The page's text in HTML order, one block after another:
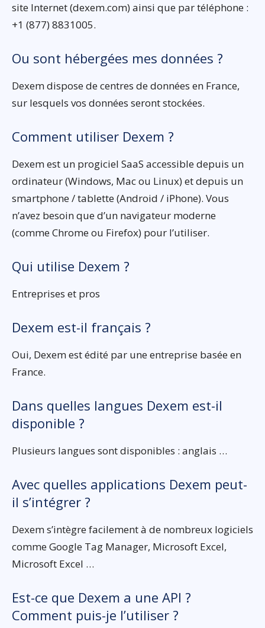
site Internet (dexem.com) ainsi que par téléphone :
+1 (877) 8831005.
Ou sont hébergées mes données ?
Dexem dispose de centres de données en France,
sur lesquels vos données seront stockées.
Comment utiliser Dexem ?
Dexem est un progiciel SaaS accessible depuis un
ordinateur (Windows, Mac ou Linux) et depuis un
smartphone / tablette (Android / iPhone). Vous
n’avez besoin que d’un navigateur moderne
(comme Chrome ou Firefox) pour l’utiliser.
Qui utilise Dexem ?
Entreprises et pros
Dexem est-il français ?
Oui, Dexem est édité par une entreprise basée en
France.
Dans quelles langues Dexem est-il
disponible ?
Plusieurs langues sont disponibles : anglais …
Avec quelles applications Dexem peut-
il s’intégrer ?
Dexem s’intègre facilement à de nombreux logiciels
comme Google Tag Manager, Microsoft Excel,
Microsoft Excel …
Est-ce que Dexem a une API ?
Comment puis-je l’utiliser ?